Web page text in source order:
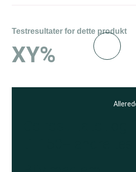
Testresultater for dette produkt
XY%